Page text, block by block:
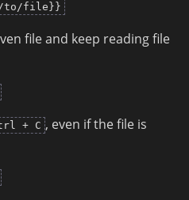
to/file}}
file and keep reading file
+ C , even if the file is